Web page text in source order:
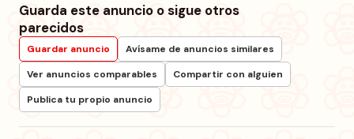
Guarda este anuncio o sigue otros
parecidos
Guardar anuncio
Avísame de anuncios similares
Ver anuncios comparables
Compartir con alguien
Publica tu propio anuncio